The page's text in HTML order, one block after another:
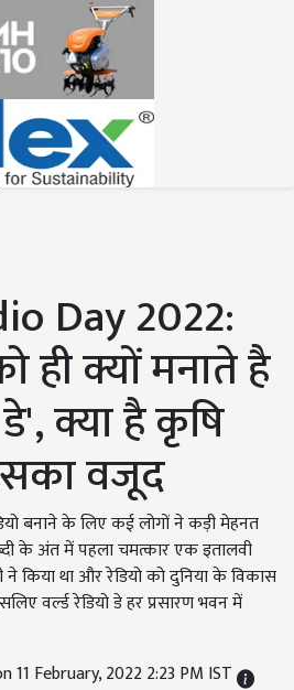
Day 2022:
ही क्यों मनाते है
डे', क्या है कृषि
वजूद
बनाने के लिए कई लोगों ने कड़ी मेहनत
के अंत में पहला चमत्कार एक इतालवी
ने किया था और रेडियो को दुनिया के विकास
वर्ल्ड रेडियो डे हर प्रसारण भवन में
11 February, 2022 2:23 PM IST